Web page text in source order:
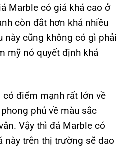
Marble có giá khá cao ở
còn đắt hơn khá nhiều
này cũng không có gì phải
mỹ nó quyết định khá
điểm mạnh rất lớn về
phú về màu sắc
Vậy thì đá Marble có
này trên thị trường sẽ dao